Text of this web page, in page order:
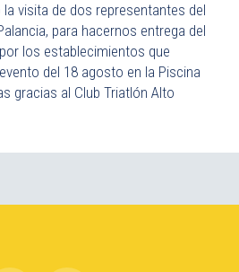
visita de dos representantes del
para hacernos entrega del
los establecimientos que
del 18 agosto en la Piscina
gracias al Club Triatlón Alto